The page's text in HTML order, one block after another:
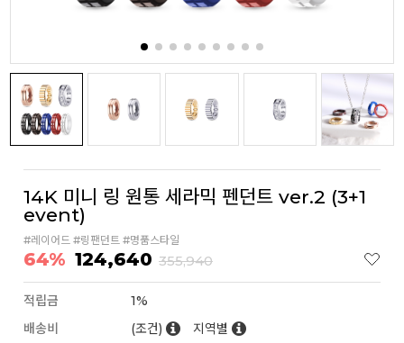
14K 미니 링 원통 세라믹 펜던트 ver.2 (3+1
event)
#레이어드 #링팬던트 #명품스타일
64% 124,640 355,940
적립금
1%
배송비
(조건) 지역별